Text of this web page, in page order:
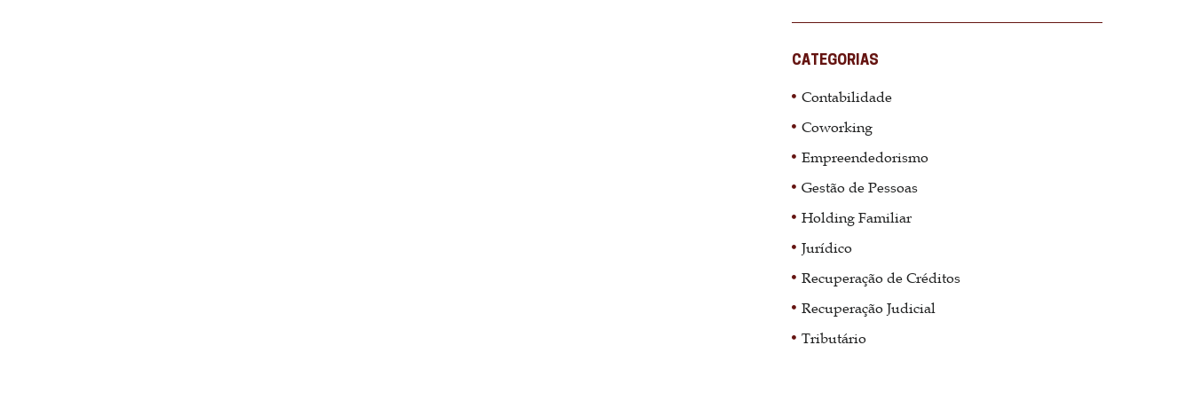
CATEGORIAS
Contabilidade
Coworking
Empreendedorismo
Gestão de Pessoas
Holding Familiar
Jurídico
Recuperação de Créditos
Recuperação Judicial
Tributário